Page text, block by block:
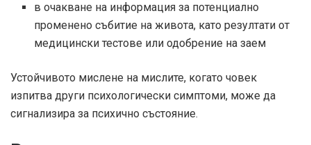
в очакване на информация за потенциално
променено събитие на живота, като резултати от
медицински тестове или одобрение на заем
Устойчивото мислене на мислите, когато човек
изпитва други психологически симптоми, може да
сигнализира за психично състояние.